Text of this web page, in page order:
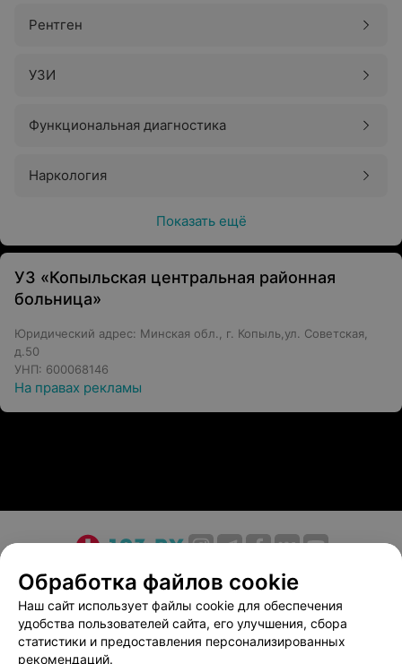
Рентген
УЗИ
Функциональная диагностика
Наркология
Показать ещё
УЗ «Копыльская центральная районная
больница»
Юридический адрес: Минская обл., г. Копыль,ул. Советская,
д.50
УНП: 600068146
На правах рекламы
О проекте Новости проекта
Размещение рекламы
Медицинский маркетинг
Публичный договор
Пользовательское соглашение
Способы оплаты
Вакансии
Партнеры
Обработка файлов cookie
Наш сайт использует файлы cookie для обеспечения
удобства пользователей сайта, его улучшения, сбора
статистики и предоставления персонализированных
рекомендаций.